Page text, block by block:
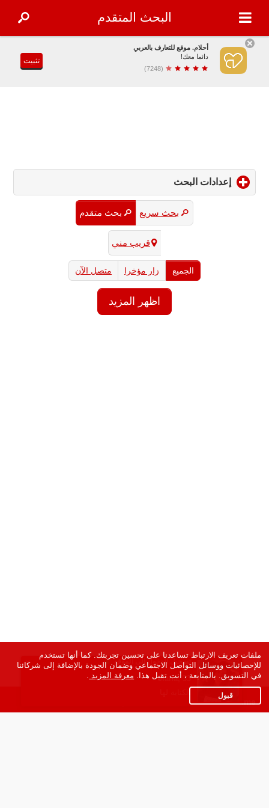
البحث المتقدم
أحلام. موقع للتعارف بالعربي
دائما معك!
(7248)
تثبيت
إعدادات البحث
to
contents
بحث سريع بحث متقدم
قريب مني
الجميع زار مؤخرا متصل الآن
اظهر المزيد
Ar.123date.me
ملفات تعريف الارتباط تساعدنا على تحسين تجربتك. كما أنها تستخدم
للإحصائيات ووسائل التواصل الاجتماعي وضمان الجودة بالإضافة إلى شركائنا
في التسويق. بالمتابعة ، أنت تقبل هذا. معرفة المزيد .
قبول
× تسجيل الدخول إلى الموقع
Jiana, 33
Mosa, 24
Mahmod, 20
Marwa, 34
Amjad, 56
Maria, 31
ملكه مايه, 26
Ndosh, 36
Aviva, 36
חסין, 26